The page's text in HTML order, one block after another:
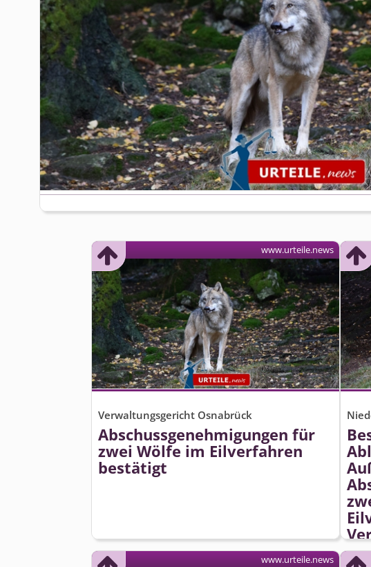
Verwaltungsgericht Osnabrück
Abschussge­nehmigungen für
zwei Wölfe im Eilverfahren
bestätigt
www.urteile.news
www.urteile.news